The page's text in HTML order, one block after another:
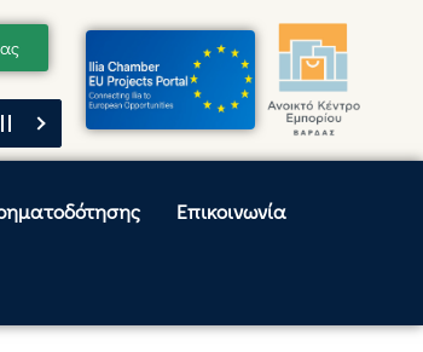
του Προέδρου του Επιμελητηρίου Ηλείας,
Επικοινωνία